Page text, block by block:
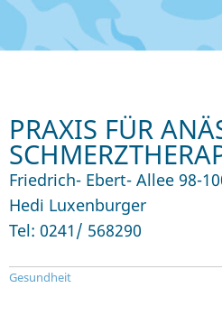
PRAXIS FÜR
Friedrich- Ebert- Allee 98-
Hedi Luxenburger
Tel: 0241/ 568290
Gesundheit